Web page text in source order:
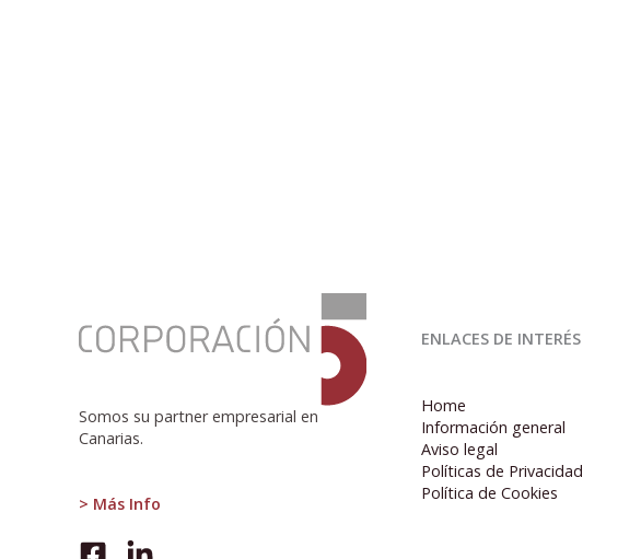
Somos su partner empresarial en
Canarias.
> Más Info
Balón
de
ENLACES DE INTERÉS
Home
Información general
Aviso legal
Políticas de Privacidad
Política de Cookies